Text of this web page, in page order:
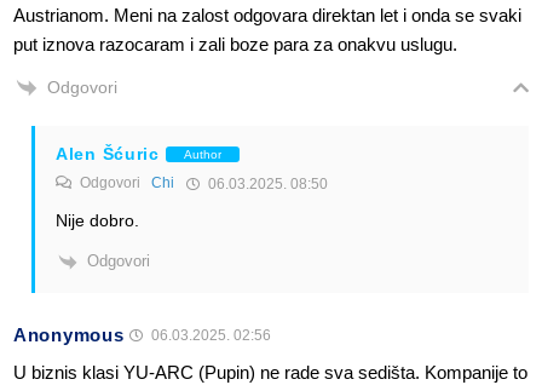
Austrianom. Meni na zalost odgovara direktan let i onda se svaki
put iznova razocaram i zali boze para za onakvu uslugu.
Odgovori
Alen Šćuric Author
Odgovori Chi 06.03.2025. 08:50
Nije dobro.
Odgovori
Anonymous 06.03.2025. 02:56
U biznis klasi YU-ARC (Pupin) ne rade sva sedišta. Kompanije to